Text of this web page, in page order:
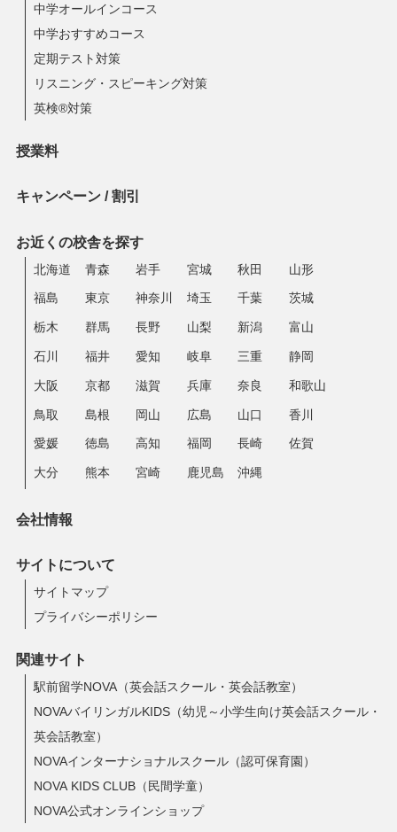
中学オールインコース
中学おすすめコース
定期テスト対策
リスニング・スピーキング対策
英検®対策
授業料
キャンペーン / 割引
お近くの校舎を探す
北海道 青森 岩手 宮城 秋田 山形
福島 東京 神奈川 埼玉 千葉 茨城
栃木 群馬 長野 山梨 新潟 富山
石川 福井 愛知 岐阜 三重 静岡
大阪 京都 滋賀 兵庫 奈良 和歌山
鳥取 島根 岡山 広島 山口 香川
愛媛 徳島 高知 福岡 長崎 佐賀
大分 熊本 宮崎 鹿児島 沖縄
会社情報
サイトについて
サイトマップ
プライバシーポリシー
関連サイト
駅前留学NOVA（英会話スクール・英会話教室）
NOVAバイリンガルKIDS（幼児～小学生向け英会話スクール・
英会話教室）
NOVAインターナショナルスクール（認可保育園）
NOVA KIDS CLUB（民間学童）
NOVA公式オンラインショップ